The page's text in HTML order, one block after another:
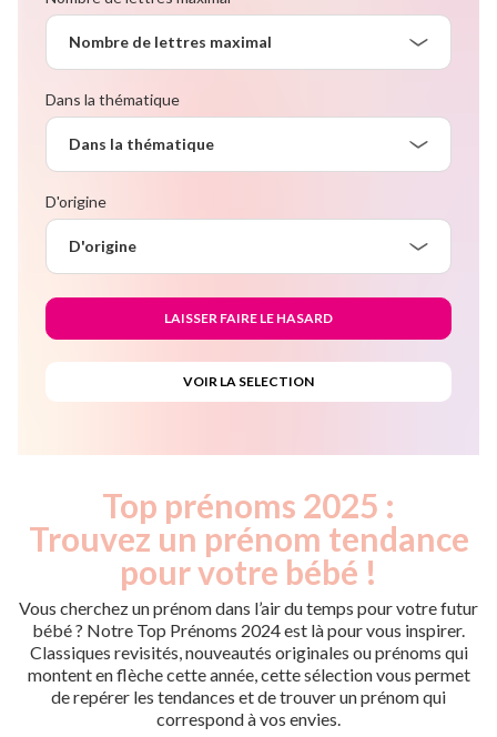
Nombre de lettres maximal
Dans la thématique
Dans la thématique
D'origine
D'origine
Top prénoms 2025 :
Trouvez un prénom tendance
pour votre bébé !
Vous cherchez un prénom dans l’air du temps pour votre futur
bébé ? Notre Top Prénoms 2024 est là pour vous inspirer.
Classiques revisités, nouveautés originales ou prénoms qui
montent en flèche cette année, cette sélection vous permet
de repérer les tendances et de trouver un prénom qui
correspond à vos envies.